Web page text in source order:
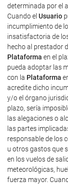
determinada por el
Cuando el Usuario
incumplimiento de
insatisfactoria de
hecho al prestador
Plataforma en el
pueda adoptar las
con la Plataforma
acredite dicho
y/o el órgano
plazo, sería
las alegaciones o
las partes
responsable de los
u otros gastos que
en los vuelos de
meteorológicas,
fuerza mayor.